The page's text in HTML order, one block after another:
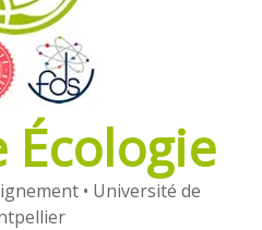
Écologie
• Université de